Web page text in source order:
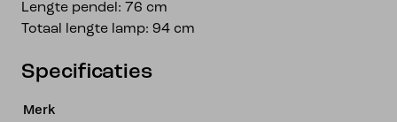
Lengte pendel: 76 cm
Totaal lengte lamp: 94 cm
Specificaties
Merk